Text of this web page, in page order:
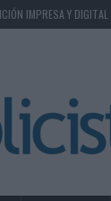
IMPRESA Y DIGITAL